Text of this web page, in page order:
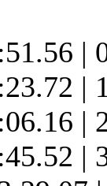
|
|
|
|